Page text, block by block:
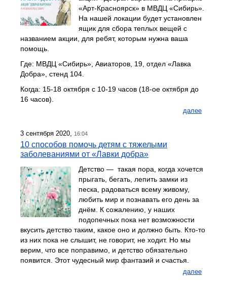
«Арт-Красноярск» в МВДЦ «Сибирь».
На нашей локации будет установлен
ящик для сбора теплых вещей с
названием акции, для ребят, которым нужна ваша
помощь.
Где: МВДЦ «Сибирь», Авиаторов, 19, отдел «Лавка
Добра», стенд 104.
Когда: 15-18 октября с 10-19 часов (18-ое октября до
16 часов).
далее
3 сентября 2020, 16:04
10 способов помочь детям с тяжелыми
заболеваниями от «Лавки добра»
Детство — такая пора, когда хочется
прыгать, бегать, лепить замки из
песка, радоваться всему живому,
любить мир и познавать его день за
днём. К сожалению, у наших
подопечных пока нет возможности
вкусить детство таким, какое оно и должно быть. Кто-то
из них пока не слышит, не говорит, не ходит. Но мы
верим, что все поправимо, и детство обязательно
появится. Этот чудесный мир фантазий и счастья.
далее